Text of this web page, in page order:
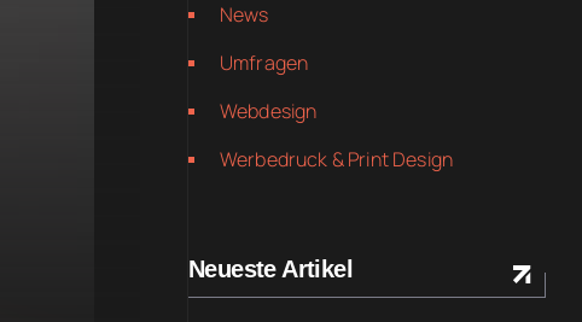
News
Umfragen
Webdesign
Werbedruck & Print Design
Neueste Artikel